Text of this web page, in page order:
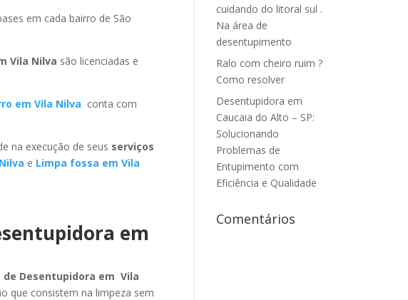
em cada bairro de São
Vila Nilva são licenciadas e
em Vila Nilva conta com
na execução de seus serviços
e Limpa fossa em Vila
em
de Desentupidora em Vila
que consistem na limpeza sem
cuidando do litoral sul .
Na área de
desentupimento
Ralo com cheiro ruim ?
Como resolver
Desentupidora em
Caucaia do Alto – SP:
Solucionando
Problemas de
Entupimento com
Eficiência e Qualidade
Comentários